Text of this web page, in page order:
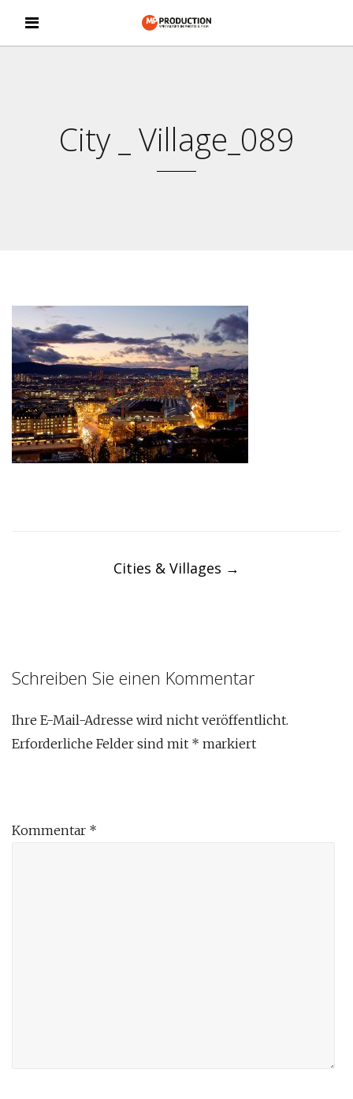
City _ Village_089
Cities & Villages →
Schreiben Sie einen Kommentar
Ihre E-Mail-Adresse wird nicht veröffentlicht.
Erforderliche Felder sind mit * markiert
Kommentar *